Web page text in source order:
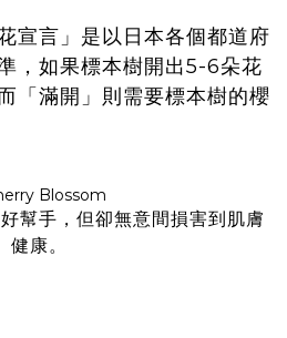
宣言」是以日本各個都道府
，如果標本樹開出5-6朵花
「滿開」則需要標本樹的櫻
幫手，但卻無意間損害到肌膚
健康。